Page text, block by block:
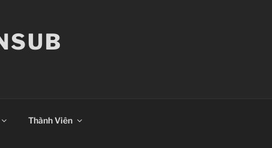
Thành Viên